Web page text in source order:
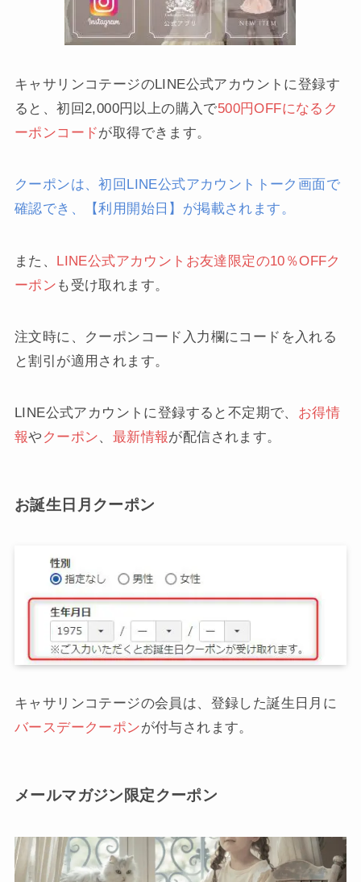
キャサリンコテージのLINE公式アカウントに登録す
ると、初回2,000円以上の購入で500円OFFになるク
ーポンコードが取得できます。
クーポンは、初回LINE公式アカウントトーク画面で
確認でき、【利用開始日】が掲載されます。
また、 LINE公式アカウントお友達限定の10％OFFク
ーポン も受け取れます。
注文時に、クーポンコード入力欄にコードを入れる
と割引が適用されます。
LINE公式アカウントに登録すると不定期で、 お得情
報や クーポン、 最新情報が配信されます。
お誕生日月クーポン
キャサリンコテージの会員は、登録した誕生日月に
バースデークーポンが付与されます。
メールマガジン限定クーポン